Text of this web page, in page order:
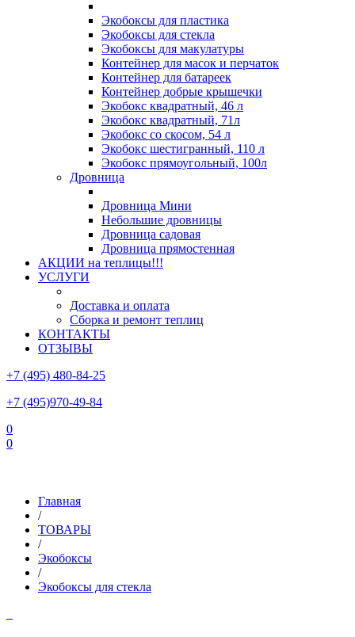
Экобоксы для пластика
Экобоксы для стекла
Экобоксы для макулатуры
Контейнер для масок и перчаток
Контейнер для батареек
Контейнер добрые крышечки
Экобокс квадратный, 46 л
Экобокс квадратный, 71л
Экобокс со скосом, 54 л
Экобокс шестигранный, 110 л
Экобокс прямоугольный, 100л
Дровница
Дровница Мини
Небольшие дровницы
Дровница садовая
Дровница прямостенная
АКЦИИ на теплицы!!!
УСЛУГИ
Доставка и оплата
Сборка и ремонт теплиц
КОНТАКТЫ
ОТЗЫВЫ
+7 (495) 480-84-25
+7 (495)970-49-84
0
0
Главная
/
ТОВАРЫ
/
Экобоксы
/
Экобоксы для стекла